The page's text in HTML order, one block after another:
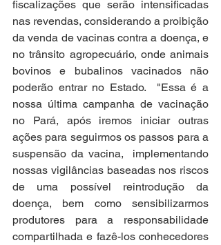
fiscalizações que serão intensificadas
nas revendas, considerando a proibição
da venda de vacinas contra a doença, e
no trânsito agropecuário, onde animais
bovinos e bubalinos vacinados não
poderão entrar no Estado.  "Essa é a
nossa última campanha de vacinação
no Pará, após iremos iniciar outras
ações para seguirmos os passos para a
suspensão da vacina,  implementando
nossas vigilâncias baseadas nos riscos
de uma possível reintrodução da
doença, bem como sensibilizarmos
produtores para a responsabilidade
compartilhada e fazê-los conhecedores